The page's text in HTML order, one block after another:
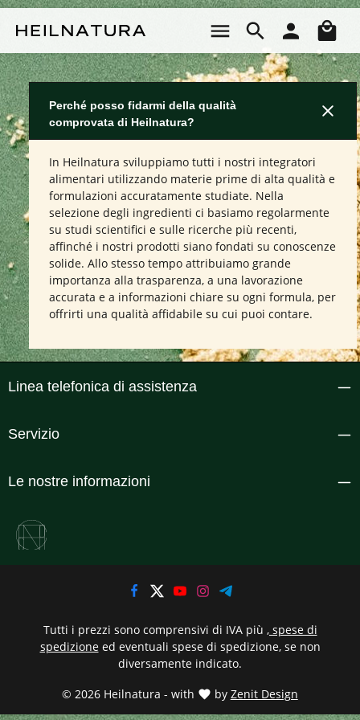
Il
Perché posso fidarmi della qualità
comprovata di Heilnatura?
In Heilnatura sviluppiamo tutti i nostri integratori
alimentari utilizzando materie prime di alta qualità e
formulazioni accuratamente studiate. Nella
selezione degli ingredienti ci basiamo regolarmente
su studi scientifici e sulle ricerche più recenti,
affinché i nostri prodotti siano fondati su conoscenze
solide. Allo stesso tempo attribuiamo grande
importanza alla trasparenza, a una lavorazione
accurata e a informazioni chiare su ogni formula, per
offrirti una qualità affidabile su cui puoi contare.
Linea telefonica di assistenza
Servizio
Le nostre informazioni
© 2026 Heilnatura - with by Zenit Design
Tutti i prezzi sono comprensivi di IVA più , spese di
spedizioneed eventuali spese di spedizione, se non
diversamente indicato.